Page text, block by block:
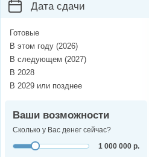
Дата сдачи
Готовые
В этом году (2026)
В следующем (2027)
В 2028
В 2029 или позднее
Ваши возможности
Сколько у Вас денег сейчас?
1 000 000 р.